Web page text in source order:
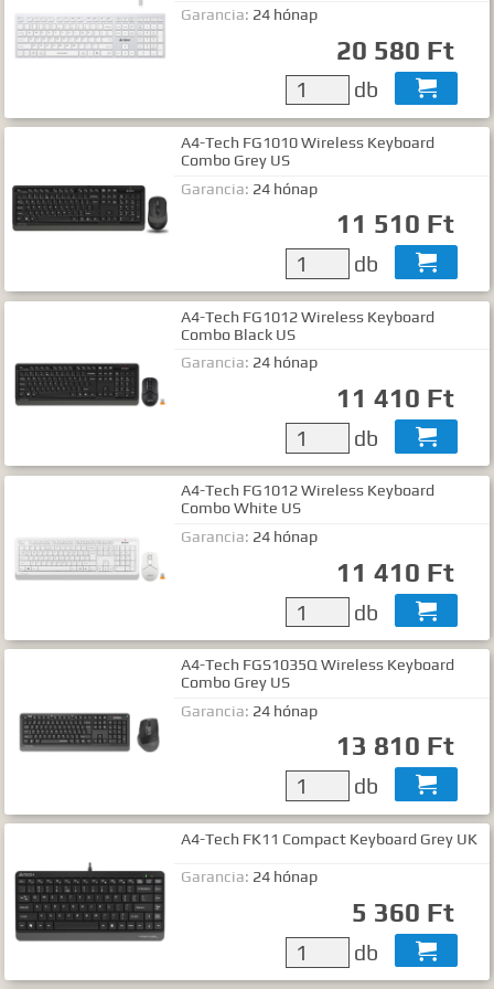
Garancia: 24 hónap
20 580 Ft
db 
A4-Tech FG1010 Wireless Keyboard
Combo Grey US
Garancia: 24 hónap
11 510 Ft
db 
A4-Tech FG1012 Wireless Keyboard
Combo Black US
Garancia: 24 hónap
11 410 Ft
db 
A4-Tech FG1012 Wireless Keyboard
Combo White US
Garancia: 24 hónap
11 410 Ft
db 
A4-Tech FGS1035Q Wireless Keyboard
Combo Grey US
Garancia: 24 hónap
13 810 Ft
db 
A4-Tech FK11 Compact Keyboard Grey UK
Garancia: 24 hónap
5 360 Ft
db 